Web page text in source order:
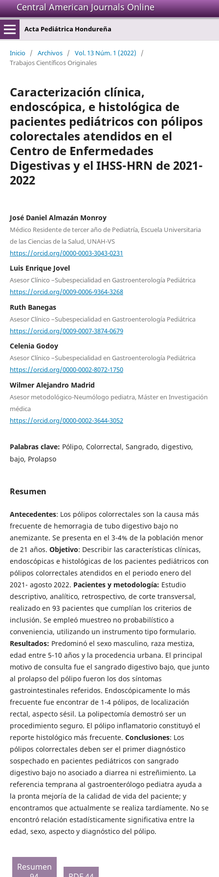
Central American Journals Online
Acta Pediátrica Hondureña
Inicio / Archivos / Vol. 13 Núm. 1 (2022)
/
Trabajos Científicos Originales
Caracterización clínica,
endoscópica, e histológica de
pacientes pediátricos con pólipos
colorectales atendidos en el
Centro de Enfermedades
Digestivas y el IHSS-HRN de 2021-
2022
José Daniel Almazán Monroy
Médico Residente de tercer año de Pediatría, Escuela Universitaria
de las Ciencias de la Salud, UNAH-VS
https://orcid.org/0000-0003-3043-0231
Luis Enrique Jovel
Asesor Clínico –Subespecialidad en Gastroenterología Pediátrica
https://orcid.org/0009-0006-9364-3268
Ruth Banegas
Asesor Clínico –Subespecialidad en Gastroenterología Pediátrica
https://orcid.org/0009-0007-3874-0679
Celenia Godoy
Asesor Clínico –Subespecialidad en Gastroenterología Pediátrica
https://orcid.org/0000-0002-8072-1750
Wilmer Alejandro Madrid
Asesor metodológico-Neumólogo pediatra, Máster en Investigación
médica
https://orcid.org/0000-0002-3644-3052
Palabras clave: Pólipo, Colorrectal, Sangrado, digestivo,
bajo, Prolapso
Resumen
Antecedentes: Los pólipos colorrectales son la causa más
frecuente de hemorragia de tubo digestivo bajo no
anemizante. Se presenta en el 3-4% de la población menor
de 21 años. Objetivo: Describir las características clínicas,
endoscópicas e histológicas de los pacientes pediátricos con
pólipos colorrectales atendidos en el periodo enero del
2021- agosto 2022. Pacientes y metodología: Estudio
descriptivo, analítico, retrospectivo, de corte transversal,
realizado en 93 pacientes que cumplían los criterios de
inclusión. Se empleó muestreo no probabilístico a
conveniencia, utilizando un instrumento tipo formulario.
Resultados: Predominó el sexo masculino, raza mestiza,
edad entre 5-10 años y la procedencia urbana. El principal
motivo de consulta fue el sangrado digestivo bajo, que junto
al prolapso del pólipo fueron los dos síntomas
gastrointestinales referidos. Endoscópicamente lo más
frecuente fue encontrar de 1-4 pólipos, de localización
rectal, aspecto sésil. La polipectomía demostró ser un
procedimiento seguro. El pólipo inflamatorio constituyó el
reporte histológico más frecuente. Conclusiones: Los
pólipos colorrectales deben ser el primer diagnóstico
sospechado en pacientes pediátricos con sangrado
digestivo bajo no asociado a diarrea ni estreñimiento. La
referencia temprana al gastroenterólogo pediatra ayuda a
la pronta mejoría de la calidad de vida del paciente; y
encontramos que actualmente se realiza tardíamente. No se
encontró relación estadísticamente significativa entre la
edad, sexo, aspecto y diagnóstico del pólipo.
Resumen